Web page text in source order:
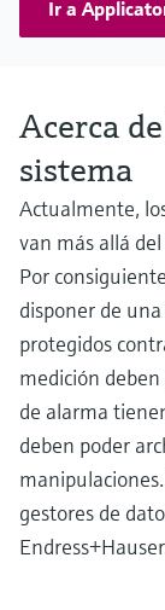
Maximum
Ir a
Acerca
sistema
Actualmente,
van más allá
Por
disponer de
protegidos
medición deben
de alarma
deben poder
gestores de